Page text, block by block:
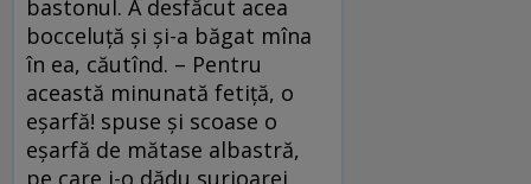
bastonul. A desfăcut acea
bocceluţă şi şi-a băgat mîna
în ea, căutînd. – Pentru
această minunată fetiţă, o
eşarfă! spuse şi scoase o
eşarfă de mătase albastră,
pe care i-o dădu surioarei